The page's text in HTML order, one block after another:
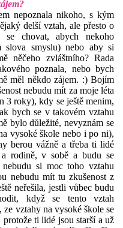
nepoznala nikoho, s kým
delší vztah, ale přesto o
se chovat, abych nekoho
slova smyslu) nebo aby si
něčeho zvláštního? Rada
poznala, nebo bych
měl někdo zájem. :) Bojím
nebudu mít za moje léta
3 roky), kdy se ještě menim,
bych se v takovém vztahu
bylo důležité, nevyznám se
vysoké škole nebo i po ni),
berou vážně a třeba ti lidé
rodině, v sobě a budu se
si moc toho vztahu
nebudu mít tu zkušenost z
neřešila, jestli vůbec budu
když se tento vztah
vztahy na vysoké škole se
protože ti lidé jsou starší a už